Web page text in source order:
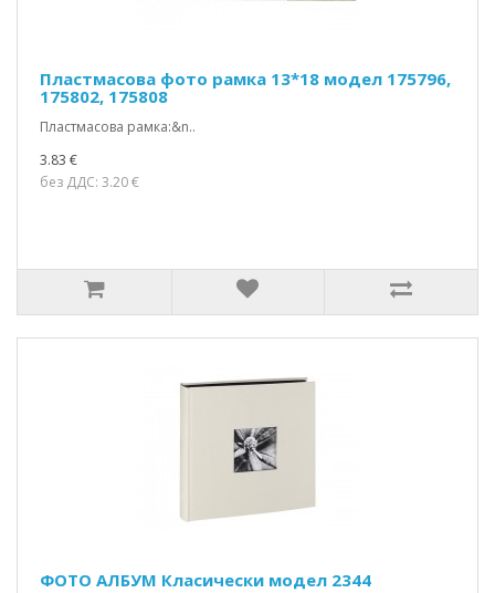
Пластмасова фото рамка 13*18 модел 175796,
175802, 175808
Пластмасова рамка:&n..
3.83 €
без ДДС: 3.20 €
ФОТО АЛБУМ Класически модел 2344